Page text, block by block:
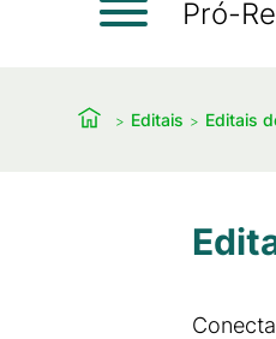
Pró-
Editais Editais